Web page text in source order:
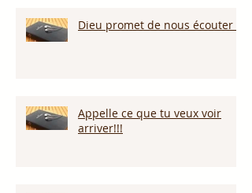
Dieu promet de nous écouter !
Appelle ce que tu veux voir
arriver!!!